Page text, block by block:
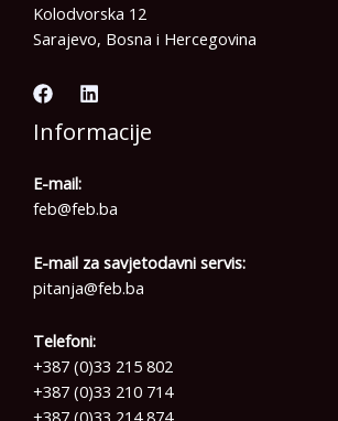
Kolodvorska 12
Sarajevo, Bosna i Hercegovina
Informacije
E-mail:
feb@feb.ba
E-mail za savjetodavni servis:
pitanja@feb.ba
Telefoni:
+387 (0)33 215 802
+387 (0)33 210 714